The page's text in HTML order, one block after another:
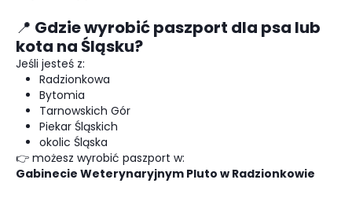
📍 Gdzie wyrobić paszport dla psa lub
kota na Śląsku?
Jeśli jesteś z:
Radzionkowa
Bytomia
Tarnowskich Gór
Piekar Śląskich
okolic Śląska
👉 możesz wyrobić paszport w:
Gabinecie Weterynaryjnym Pluto w Radzionkowie